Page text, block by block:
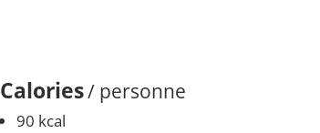
Calories/ personne
90 kcal